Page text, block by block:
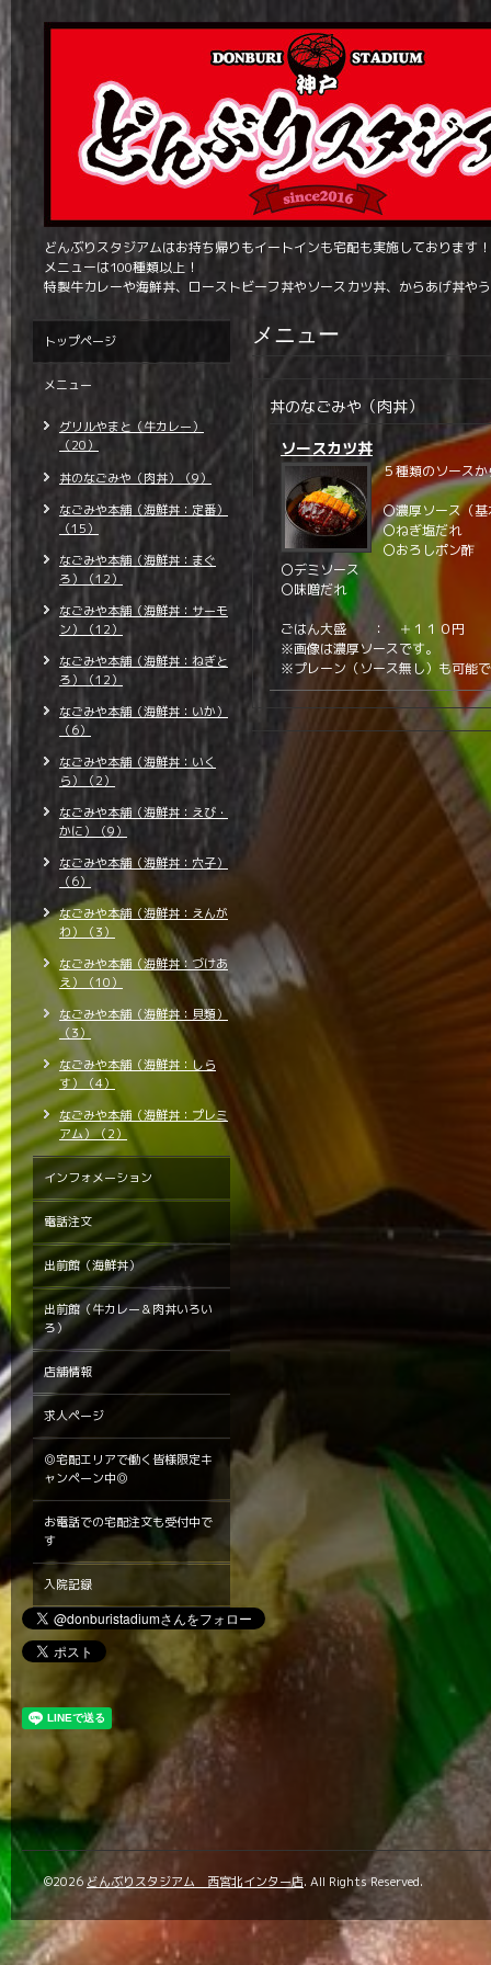
どんぶりスタジアムはお持ち帰りもイートインも宅配も実施しております！
メニューは100種類以上！
特製牛カレーや海鮮丼、ローストビーフ丼やソースカツ丼、からあげ丼や
メニュー
丼のなごみや（肉丼）
ソースカツ丼
５種類のソース
〇濃厚ソース（基
〇ねぎ塩だれ
〇おろしポン酢
〇デミソース
〇味噌だれ
ごはん大盛 ： ＋１１０円
※画像は濃厚ソースです。
※プレーン（ソース無し）も可能
トップページ
メニュー
グリルやまと（牛カレー）
（20）
丼のなごみや（肉丼）（9）
なごみや本舗（海鮮丼：定番）
（15）
なごみや本舗（海鮮丼：まぐ
ろ）（12）
なごみや本舗（海鮮丼：サーモ
ン）（12）
なごみや本舗（海鮮丼：ねぎと
ろ）（12）
なごみや本舗（海鮮丼：いか）
（6）
なごみや本舗（海鮮丼：いく
ら）（2）
なごみや本舗（海鮮丼：えび・
かに）（9）
なごみや本舗（海鮮丼：穴子）
（6）
なごみや本舗（海鮮丼：えんが
わ）（3）
なごみや本舗（海鮮丼：づけあ
え）（10）
なごみや本舗（海鮮丼：貝類）
（3）
なごみや本舗（海鮮丼：しら
す）（4）
なごみや本舗（海鮮丼：プレミ
アム）（2）
インフォメーション
電話注文
出前館（海鮮丼）
出前館（牛カレー＆肉丼いろい
ろ）
店舗情報
求人ページ
◎宅配エリアで働く皆様限定キ
ャンペーン中◎
お電話での宅配注文も受付中で
す
入院記録
©2026 どんぶりスタジアム 西宮北インター店. All Rights Reserved.